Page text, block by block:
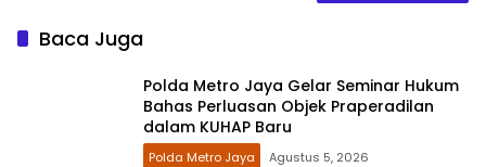
Baca Juga
Polda Metro Jaya Gelar Seminar Hukum
Bahas Perluasan Objek Praperadilan
dalam KUHAP Baru
Polda Metro Jaya Agustus 5, 2026